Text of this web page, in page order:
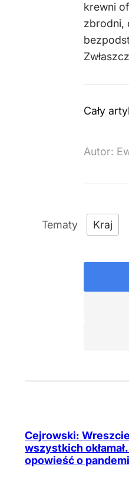
krewni
zbrodni,
Cały
Autor:
Kraj
Cejrowski:
wszystkich
opowieść o